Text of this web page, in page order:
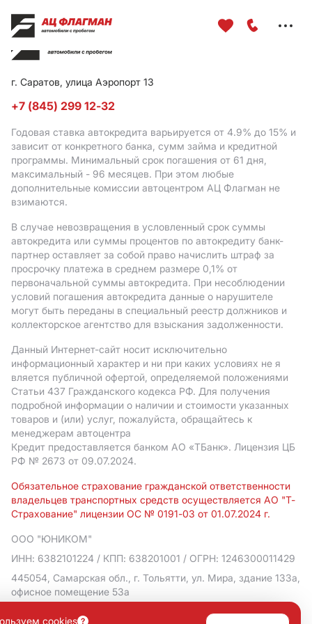
г. Саратов, улица Аэропорт 13
+7 (845) 299 12-32
Годовая ставка автокредита варьируется от 4.9% до 15% и
зависит от конкретного банка, сумм займа и кредитной
программы. Минимальный срок погашения от 61 дня,
максимальный - 96 месяцев. При этом любые
дополнительные комиссии автоцентром АЦ Флагман не
взимаются.
В случае невозвращения в условленный срок суммы
автокредита или суммы процентов по автокредиту банк-
партнер оставляет за собой право начислить штраф за
просрочку платежа в среднем размере 0,1% от
первоначальной суммы автокредита. При несоблюдении
условий погашения автокредита данные о нарушителе
могут быть переданы в специальный реестр должников и
коллекторское агентство для взыскания задолженности.
Данный Интернет-сайт носит исключительно
информационный характер и ни при каких условиях не я
вляется публичной офертой, определяемой положениями
Статьи 437 Гражданского кодекса РФ. Для получения
подробной информации о наличии и стоимости указанных
товаров и (или) услуг, пожалуйста, обращайтесь к
менеджерам автоцентра
Кредит предоставляется банком АO «ТБанк». Лицензия ЦБ
РФ № 2673 от 09.07.2024.
Обязательное страхование гражданской ответственности
владельцев транспортных средств осуществляется АО "Т-
Страхование" лицензии ОС № 0191-03 от 01.07.2024 г.
ООО "ЮНИКОМ"
ИНН: 6382101224 / КПП: 638201001 / ОГРН: 1246300011429
445054, Самарская обл., г. Тольятти, ул. Мира, здание 133а,
офисное помещение 53а
Политика в отношении обработки персональных данных
cookies